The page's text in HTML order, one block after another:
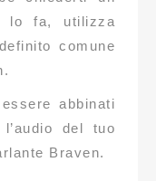
lo fa, utilizza
comune
abbinati
del tuo
Braven.